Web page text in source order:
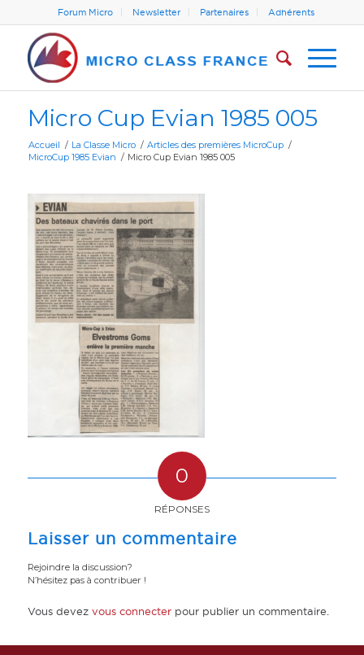
Forum Micro Newsletter Partenaires Adhérents
Micro Cup Evian 1985 005
Accueil / La Classe Micro / Articles des premières MicroCup /
MicroCup 1985 Evian / Micro Cup Evian 1985 005
0
RÉPONSES
Laisser un commentaire
Rejoindre la discussion?
N’hésitez pas à contribuer !
Vous devez vous connecterpour publier un commentaire.